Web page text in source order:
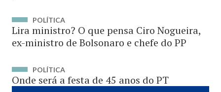
POLÍTICA
Lira ministro? O que pensa Ciro Nogueira,
ex-ministro de Bolsonaro e chefe do PP
POLÍTICA
Onde será a festa de 45 anos do PT